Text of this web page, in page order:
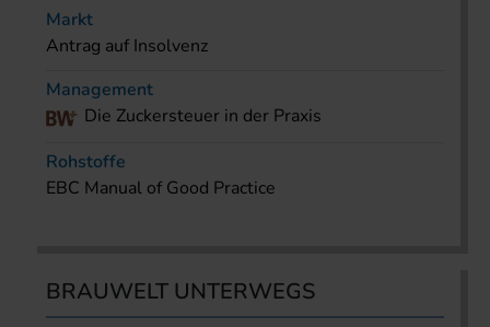
Markt
Antrag auf Insolvenz
Management
Die Zuckersteuer in der Praxis
Rohstoffe
EBC Manual of Good Practice
BRAUWELT UNTERWEGS